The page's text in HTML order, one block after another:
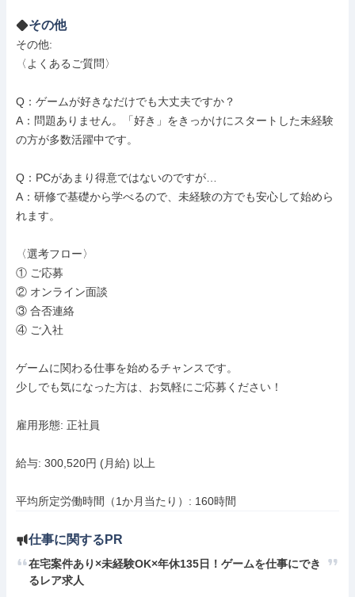
その他
その他:
〈よくあるご質問〉
Q：ゲームが好きなだけでも大丈夫ですか？
A：問題ありません。「好き」をきっかけにスタートした未経験
の方が多数活躍中です。
Q：PCがあまり得意ではないのですが…
A：研修で基礎から学べるので、未経験の方でも安心して始めら
れます。
〈選考フロー〉
① ご応募
② オンライン面談
③ 合否連絡
④ ご入社
ゲームに関わる仕事を始めるチャンスです。
少しでも気になった方は、お気軽にご応募ください！
雇用形態: 正社員
給与: 300,520円 (月給) 以上
平均所定労働時間（1か月当たり）: 160時間
仕事に関するPR
在宅案件あり×未経験OK×年休135日！ゲームを仕事にでき
るレア求人